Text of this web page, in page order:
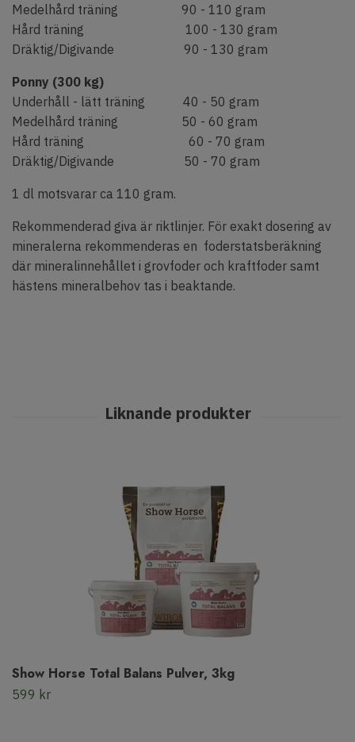
Medelhård träning 90 - 110 gram
Hård träning 100 - 130 gram
Dräktig/Digivande 90 - 130 gram
Ponny (300 kg)
Underhåll - lätt träning 40 - 50 gram
Medelhård träning 50 - 60 gram
Hård träning 60 - 70 gram
Dräktig/Digivande 50 - 70 gram
1 dl motsvarar ca 110 gram.
Rekommenderad giva är riktlinjer. För exakt dosering av
mineralerna rekommenderas en foderstatsberäkning
där mineralinnehållet i grovfoder och kraftfoder samt
hästens mineralbehov tas i beaktande.
Show Horse Total Balans Pulver, 3kg
599 kr